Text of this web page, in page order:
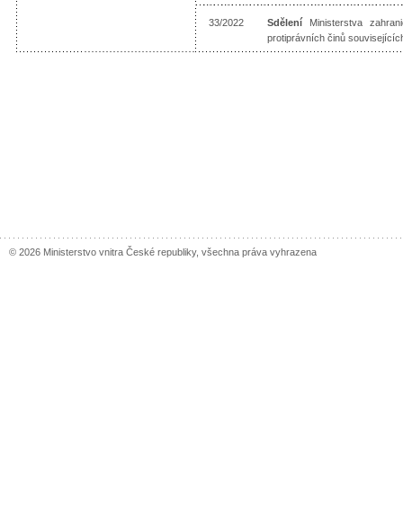
33/2022 Sdělení Ministerstva
protiprávních činů
© 2026 Ministerstvo vnitra České republiky, všechna práva vyhrazena